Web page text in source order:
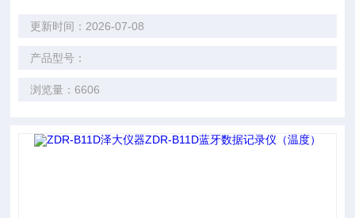
更新时间：2026-07-08
产品型号：
浏览量：6606